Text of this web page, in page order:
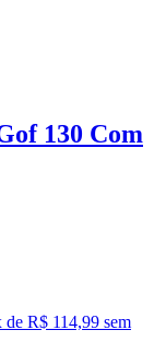
130 Com
de R$ 114,99 sem